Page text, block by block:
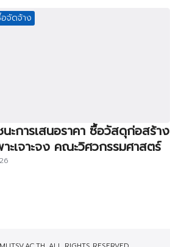
จัดจ้าง
นะการเสนอราคา ซื้อวัสดุก่อสร้าง
ะเจาะจง คณะวิศวกรรมศาสตร์